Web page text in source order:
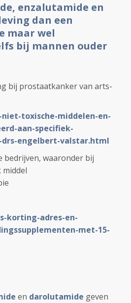
enzalutamide en
dan een
maar wel
bij mannen ouder
bij prostaatkanker van arts-
toxische-middelen-en-
aan-specifiek-
engelbert-valstar.html
waaronder bij
korting-adres-en-
met-15-
en darolutamide geven